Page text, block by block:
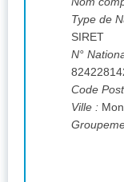
Type de
SIRET
N°
Code
Ville :